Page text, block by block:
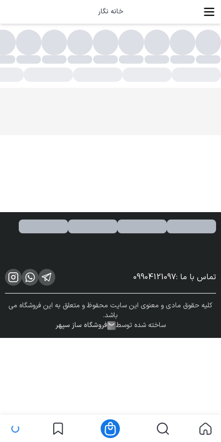
خانه نگار
تماس با ما :
09904121097
کلیه حقوق مادی و معنوی این سایت محفوظ و متعلق به این فروشگاه می
باشد.
ساخته شده توسط
فروشگاه ساز سپهر